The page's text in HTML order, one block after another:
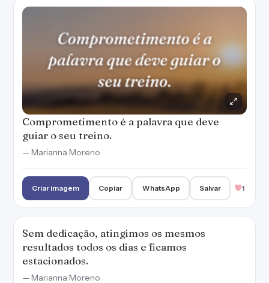
Comprometimento é a palavra que deve
guiar o seu treino.
— Marianna Moreno
Criar imagem Copiar WhatsApp Salvar 1
Sem dedicação, atingimos os mesmos
resultados todos os dias e ficamos
estacionados.
— Marianna Moreno